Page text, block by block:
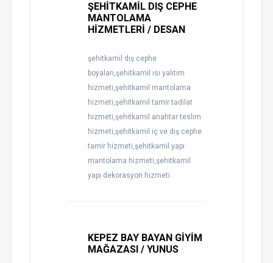
ŞEHİTKAMİL DIŞ CEPHE
MANTOLAMA
HİZMETLERİ / DESAN
şehitkamil dış cephe
boyaları,şehitkamil ısı yalıtım
hizmeti,şehitkamil mantolama
hizmeti,şehitkamil tamir tadilat
hizmeti,şehitkamil anahtar teslim
hizmeti,şehitkamil iç ve dış cephe
tamir hizmeti,şehitkamil yapı
mantolama hizmeti,şehitkamil
yapı dekorasyon hizmeti
KEPEZ BAY BAYAN GİYİM
MAĞAZASI / YUNUS